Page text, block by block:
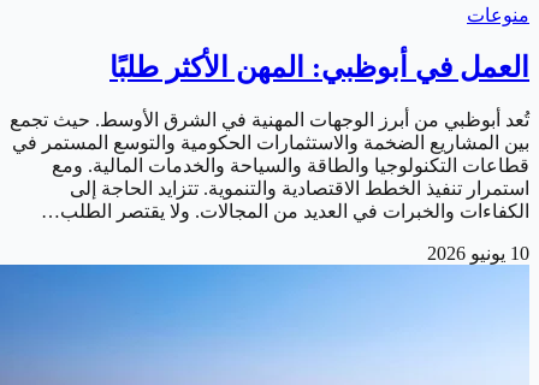
منوعات
العمل في أبوظبي: المهن الأكثر طلبًا
تُعد أبوظبي من أبرز الوجهات المهنية في الشرق الأوسط. حيث تجمع
بين المشاريع الضخمة والاستثمارات الحكومية والتوسع المستمر في
قطاعات التكنولوجيا والطاقة والسياحة والخدمات المالية. ومع
استمرار تنفيذ الخطط الاقتصادية والتنموية. تتزايد الحاجة إلى
الكفاءات والخبرات في العديد من المجالات. ولا يقتصر الطلب…
10 يونيو 2026